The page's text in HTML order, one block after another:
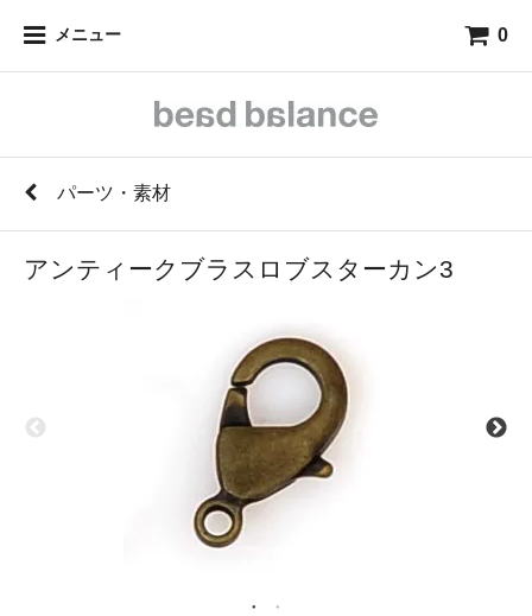
メニュー 0
パーツ・素材
アンティークブラスロブスターカン3